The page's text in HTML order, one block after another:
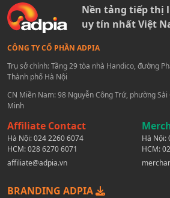
Nền tảng tiếp thị
uy tín nhất Việt
CÔNG TY CỔ PHẦN ADPIA
Trụ sở chính: Tầng 29 tòa nhà Handico, đường
Thành phố Hà Nội
CN Miền Nam: 98 Nguyễn Công Trứ, phường
Minh
Affiliate Contact
Hà Nội:024 2260 6074
HCM:028 6270 6071
affiliate@adpia.vn
Hà Nội:
HCM:
BRANDING ADPIA